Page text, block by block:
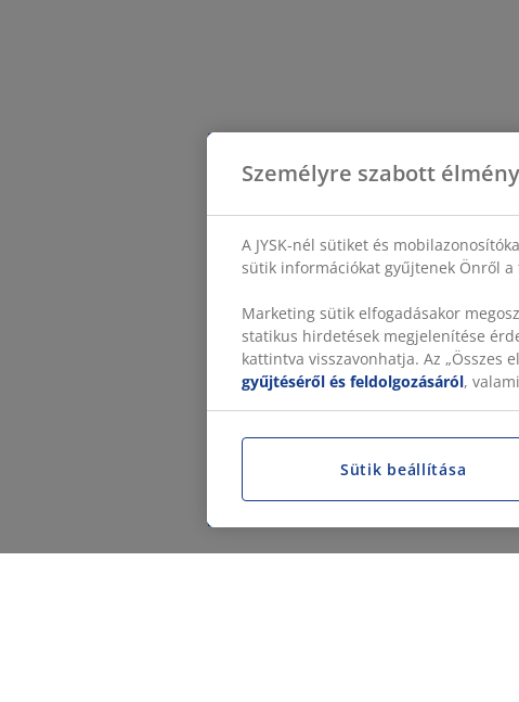
Személyre szabott
A JYSK-nél sütiket és
sütik információkat gyűjtenek Önről
Marketing sütik elfogadásakor
statikus hirdetések megjelenítése
kattintva visszavonhatja. Az „Összes
gyűjtéséről és feldolgozásáról,
Sütik beállítása